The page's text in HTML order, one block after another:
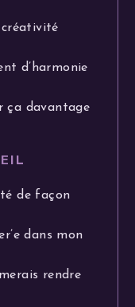
d’harmonie
ça davantage
de façon
dans mon
rendre